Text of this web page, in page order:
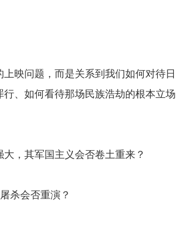
映问题，而是关系到我们如何对待日
行、如何看待那场民族浩劫的根本立场
，其军国主义会否卷土重来？
杀会否重演？